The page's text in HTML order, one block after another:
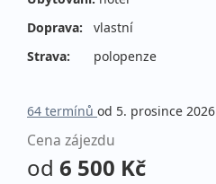
Doprava:
vlastní
Strava:
polopenze
64 termínů od 5. prosince 2026
Cena zájezdu
od 6 500 Kč